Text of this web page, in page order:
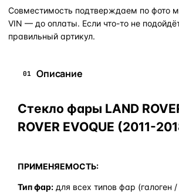
Совместимость подтверждаем по фото
VIN — до оплаты. Если что-то не
правильный артикул.
01 Описание
Стекло фары LAND
ROVER EVOQUE (2011-
ПРИМЕНЯЕМОСТЬ:
Тип фар: для всех типов фар (галоген